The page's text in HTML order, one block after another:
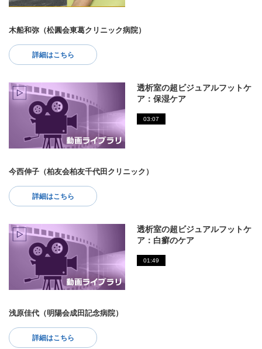
木船和弥（松圓会東葛クリニック病院）
詳細はこちら
透析室の超ビジュアルフットケ
ア：保湿ケア
03:07
今西伸子（柏友会柏友千代田クリニック）
詳細はこちら
透析室の超ビジュアルフットケ
ア：白癬のケア
01:49
浅原佳代（明陽会成田記念病院）
詳細はこちら